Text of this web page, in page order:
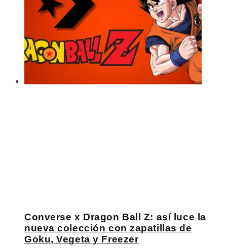
Converse x Dragon Ball Z: así luce la
nueva colección con zapatillas de
Goku, Vegeta y Freezer